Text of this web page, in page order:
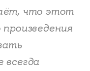
что этот
всегда